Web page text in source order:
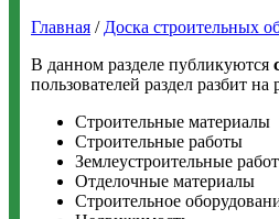
Главная / Доска строительных
В данном разделе публикуются
пользователей раздел разбит на
Строительные материалы
Строительные работы
Землеустроительные
Отделочные материалы
Строительное